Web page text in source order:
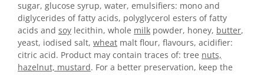
Dulciurile Feleacul
Glucoza
Halva
Nuga
sugar, glucose syrup, water, emulsifiers: mono and
diglycerides of fatty acids, polyglycerol esters of fatty
acids and soy lecithin, whole milk powder, honey, butter,
yeast, iodised salt, wheat malt flour, flavours, acidifier:
citric acid. Product may contain traces of: tree nuts,
hazelnut, mustard. For a better preservation, keep the